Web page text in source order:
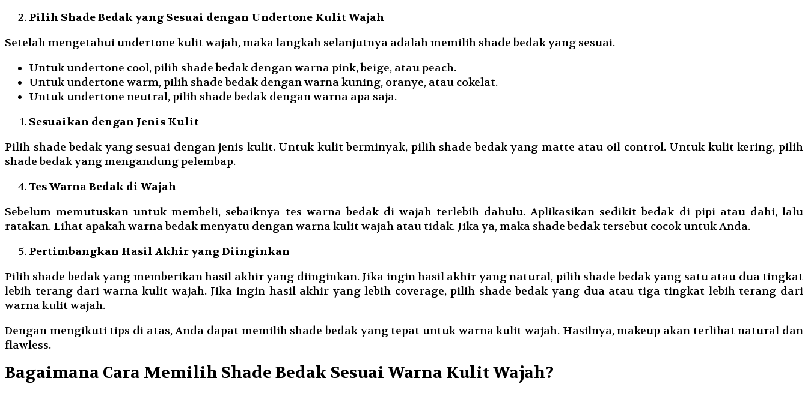
Pilih Shade Bedak yang Sesuai dengan Undertone Kulit Wajah
Setelah mengetahui undertone kulit wajah, maka langkah selanjutnya adalah memilih shade bedak yang sesuai.
Untuk undertone cool, pilih shade bedak dengan warna pink, beige, atau peach.
Untuk undertone warm, pilih shade bedak dengan warna kuning, oranye, atau cokelat.
Untuk undertone neutral, pilih shade bedak dengan warna apa saja.
Sesuaikan dengan Jenis Kulit
Pilih shade bedak yang sesuai dengan jenis kulit. Untuk kulit berminyak, pilih shade bedak yang matte atau oil-control. Untuk kulit kering, pilih
shade bedak yang mengandung pelembap.
Tes Warna Bedak di Wajah
Sebelum memutuskan untuk membeli, sebaiknya tes warna bedak di wajah terlebih dahulu. Aplikasikan sedikit bedak di pipi atau dahi, lalu
ratakan. Lihat apakah warna bedak menyatu dengan warna kulit wajah atau tidak. Jika ya, maka shade bedak tersebut cocok untuk Anda.
Pertimbangkan Hasil Akhir yang Diinginkan
Pilih shade bedak yang memberikan hasil akhir yang diinginkan. Jika ingin hasil akhir yang natural, pilih shade bedak yang satu atau dua tingkat
lebih terang dari warna kulit wajah. Jika ingin hasil akhir yang lebih coverage, pilih shade bedak yang dua atau tiga tingkat lebih terang dari
warna kulit wajah.
Dengan mengikuti tips di atas, Anda dapat memilih shade bedak yang tepat untuk warna kulit wajah. Hasilnya, makeup akan terlihat natural dan
flawless.
Bagaimana Cara Memilih Shade Bedak Sesuai Warna Kulit Wajah?